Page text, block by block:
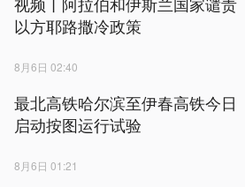
以方耶路撒冷政策
8月6日 02:40
最北高铁哈尔滨至伊春高铁今日
启动按图运行试验
8月6日 01:21